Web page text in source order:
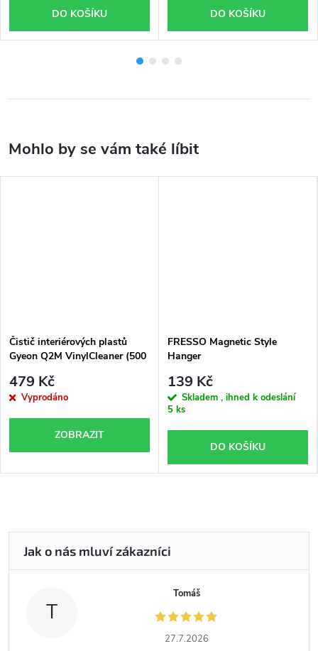
DO KOŠÍKU DO KOŠÍKU
Čistič interiérových plastů
Gyeon Q2M VinylCleaner (500
479 Kč
Vyprodáno
ZOBRAZIT
FRESSO Magnetic Style
Hanger
139 Kč
Skladem , ihned k odeslání
5 ks
DO KOŠÍKU
T
Tomáš
27.7.2026